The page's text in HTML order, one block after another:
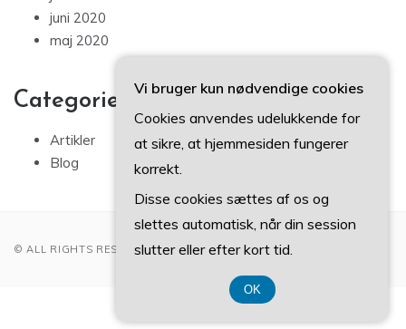
juni 2020
maj 2020
Categories
Artikler
Blog
© ALL RIGHTS RESERVED 2022
Vi bruger kun nødvendige cookies
Cookies anvendes udelukkende for
at sikre, at hjemmesiden fungerer
korrekt.
Disse cookies sættes af os og
slettes automatisk, når din session
slutter eller efter kort tid.
OK